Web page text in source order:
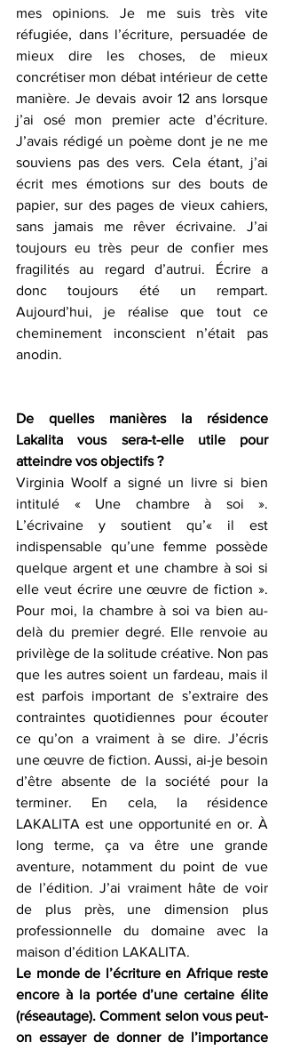
mes opinions. Je me suis très vite
réfugiée, dans l’écriture, persuadée de
mieux dire les choses, de mieux
concrétiser mon débat intérieur de cette
manière. Je devais avoir 12 ans lorsque
j’ai osé mon premier acte d’écriture.
J’avais rédigé un poème dont je ne me
souviens pas des vers. Cela étant, j’ai
écrit mes émotions sur des bouts de
papier, sur des pages de vieux cahiers,
sans jamais me rêver écrivaine. J’ai
toujours eu très peur de confier mes
fragilités au regard d’autrui. Écrire a
donc toujours été un rempart.
Aujourd’hui, je réalise que tout ce
cheminement inconscient n’était pas
anodin.
De quelles manières la résidence
Lakalita vous sera-t-elle utile pour
atteindre vos objectifs ?
Virginia Woolf a signé un livre si bien
intitulé « Une chambre à soi ».
L’écrivaine y soutient qu’« il est
indispensable qu’une femme possède
quelque argent et une chambre à soi si
elle veut écrire une œuvre de fiction ».
Pour moi, la chambre à soi va bien au-
delà du premier degré. Elle renvoie au
privilège de la solitude créative. Non pas
que les autres soient un fardeau, mais il
est parfois important de s’extraire des
contraintes quotidiennes pour écouter
ce qu’on a vraiment à se dire. J’écris
une œuvre de fiction. Aussi, ai-je besoin
d’être absente de la société pour la
terminer. En cela, la résidence
LAKALITA est une opportunité en or. À
long terme, ça va être une grande
aventure, notamment du point de vue
de l’édition. J’ai vraiment hâte de voir
de plus près, une dimension plus
professionnelle du domaine avec la
maison d’édition LAKALITA.
Le monde de l’écriture en Afrique reste
encore à la portée d’une certaine élite
(réseautage). Comment selon vous peut-
on essayer de donner de l’importance